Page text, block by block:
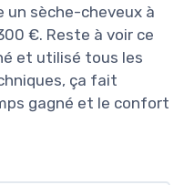
un sèche-cheveux à
€. Reste à voir ce
et utilisé tous les
ça fait
gagné et le confort